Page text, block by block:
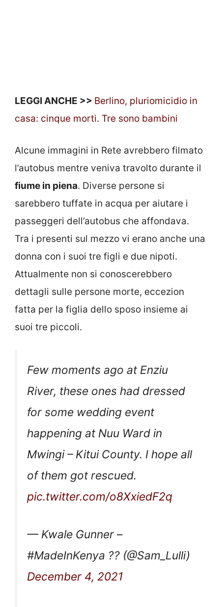
LEGGI ANCHE >> Berlino, pluriomicidio in
casa: cinque morti. Tre sono bambini
Alcune immagini in Rete avrebbero filmato
l’autobus mentre veniva travolto durante il
fiume in piena. Diverse persone si
sarebbero tuffate in acqua per aiutare i
passeggeri dell’autobus che affondava.
Tra i presenti sul mezzo vi erano anche una
donna con i suoi tre figli e due nipoti.
Attualmente non si conoscerebbero
dettagli sulle persone morte, eccezion
fatta per la figlia dello sposo insieme ai
suoi tre piccoli.
Few moments ago at Enziu
River, these ones had dressed
for some wedding event
happening at Nuu Ward in
Mwingi – Kitui County. I hope all
of them got rescued.
pic.twitter.com/o8XxiedF2q
— Kwale Gunner –
#MadeInKenya ?? (@Sam_Lulli)
December 4, 2021